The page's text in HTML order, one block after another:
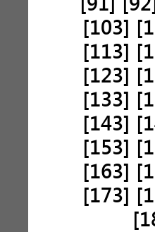
[103]
[113]
[123]
[133]
[143]
[153]
[163]
[173]